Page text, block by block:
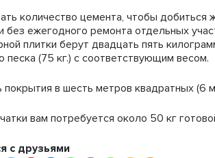
количество цемента, чтобы добиться
без ежегодного ремонта отдельных
плитки берут двадцать пять
песка (75 кг.) с соответствующим весом.
в шесть метров квадратных (6
вам потребуется около 50 кг
с друзьями